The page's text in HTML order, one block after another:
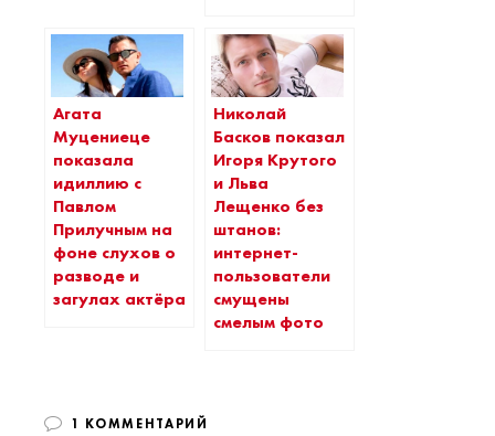
Агата
Муцениеце
показала
идиллию с
Павлом
Прилучным на
фоне слухов о
разводе и
загулах актёра
Николай
Басков показал
Игоря Крутого
и Льва
Лещенко без
штанов:
интернет-
пользователи
смущены
смелым фото
1 КОММЕНТАРИЙ